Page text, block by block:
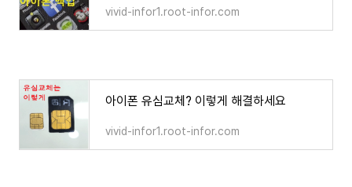
vivid-infor1.root-infor.com
아이폰 유심교체? 이렇게 해결하세요
vivid-infor1.root-infor.com